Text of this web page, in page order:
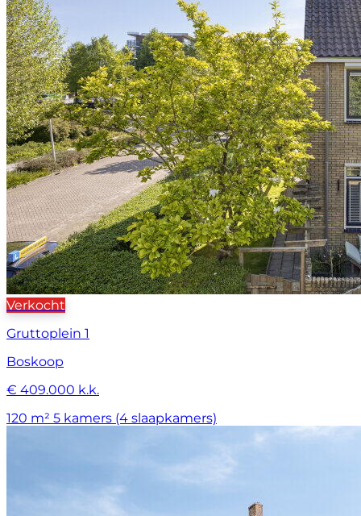
Verkocht
Gruttoplein 1
Boskoop
€ 409.000 k.k.
120 m² 5 kamers (4 slaapkamers)